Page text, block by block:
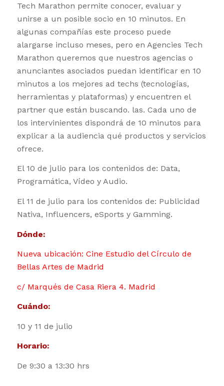
Tech Marathon permite conocer, evaluar y
unirse a un posible socio en 10 minutos. En
algunas compañías este proceso puede
alargarse incluso meses, pero en Agencies Tech
Marathon queremos que nuestros agencias o
anunciantes asociados puedan identificar en 10
minutos a los mejores ad techs (tecnologías,
herramientas y plataformas) y encuentren el
partner que están buscando. las. Cada uno de
los intervinientes dispondrá de 10 minutos para
explicar a la audiencia qué productos y servicios
ofrece.
El 10 de julio para los contenidos de: Data,
Programática, Vídeo y Audio.
El 11 de julio para los contenidos de: Publicidad
Nativa, Influencers, eSports y Gamming.
Dónde:
Nueva ubicación: Cine Estudio del Círculo de
Bellas Artes de Madrid
c/ Marqués de Casa Riera 4. Madrid
Cuándo:
10 y 11 de julio
Horario:
De 9:30 a 13:30 hrs